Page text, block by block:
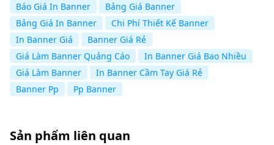
Báo Giá In Banner
Bảng Giá Banner
Bảng Giá In Banner
Chi Phí Thiết Kế Banner
In Banner Giá
Banner Giá Rẻ
Giá Làm Banner Quảng Cáo
In Banner Giá Bao Nhiều
Giá Làm Banner
In Banner Cầm Tay Giá Rẻ
Banner Pp
Pp Banner
Sản phẩm liên quan